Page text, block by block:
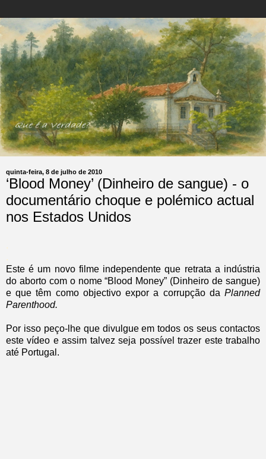
quinta-feira, 8 de julho de 2010
‘Blood Money’ (Dinheiro de sangue) - o
documentário choque e polémico actual
nos Estados Unidos
.
.
Este é um novo filme independente que retrata a indústria
do aborto com o nome “Blood Money” (Dinheiro de sangue)
e que têm como objectivo expor a corrupção da Planned
Parenthood.
Por isso peço-lhe que divulgue em todos os seus contactos
este vídeo e assim talvez seja possível trazer este trabalho
até Portugal.